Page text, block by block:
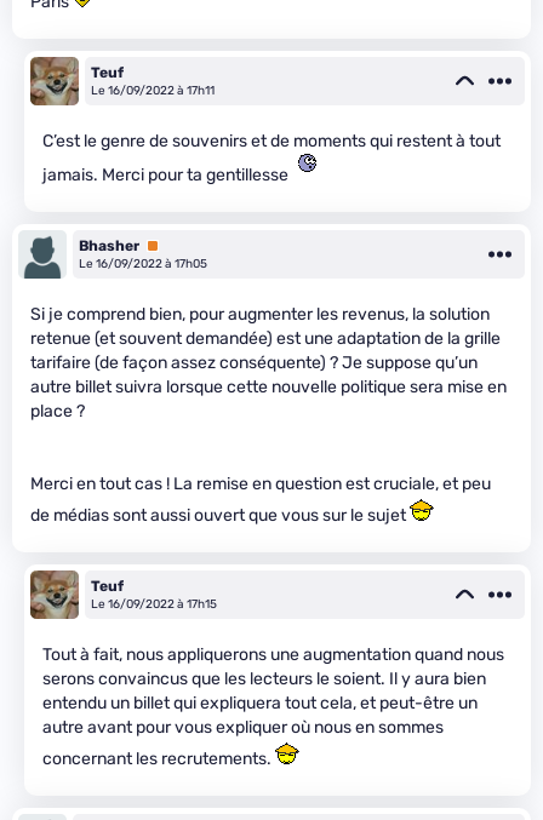
Teuf
Le 16/09/2022 à 17h11
C’est le genre de souvenirs et de moments qui restent à tout
jamais. Merci pour ta gentillesse
Bhasher Premium
Le 16/09/2022 à 17h05
Si je comprend bien, pour augmenter les revenus, la solution
retenue (et souvent demandée) est une adaptation de la grille
tarifaire (de façon assez conséquente) ? Je suppose qu’un
autre billet suivra lorsque cette nouvelle politique sera mise en
place ?
Merci en tout cas ! La remise en question est cruciale, et peu
de médias sont aussi ouvert que vous sur le sujet
Teuf
Le 16/09/2022 à 17h15
Tout à fait, nous appliquerons une augmentation quand nous
serons convaincus que les lecteurs le soient. Il y aura bien
entendu un billet qui expliquera tout cela, et peut-être un
autre avant pour vous expliquer où nous en sommes
concernant les recrutements.